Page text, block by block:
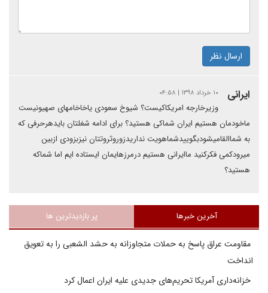
ارسال نظر
ایرانی ۱۰ خرداد ۱۳۹۸ | ۰۴:۵۸
وزیرخارجه امریکاکیست؟ شیوخ سعودی یاخاخامهای صهیونیست
ماخودمان هستیم ایران شماکی هستید؟ برای ادامه شغلتان بایدهرحرفی که
به شماالقامیشودبگوییدشماهویت نداریدزوروثروتتان نیزبزودی ازبین
میرودکمی فکرکنید ماایرانی هستیم درمرزهایمان ایستاده ایم اما شماکه
هستید؟
آخرین خبرها پر بازدیدترین ها
مقاومت عراق پاسخ به حملات متجاوزانه به حشد الشعبی را به تعویق
انداخت
خزانه‌داری آمریکا تحریم‌های جدیدی علیه ایران اعمال کرد